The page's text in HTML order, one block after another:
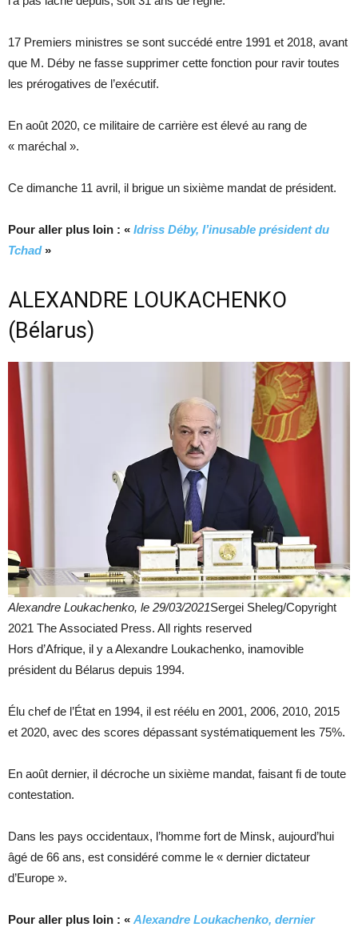
17 Premiers ministres se sont succédé entre 1991 et 2018, avant
que M. Déby ne fasse supprimer cette fonction pour ravir toutes
les prérogatives de l’exécutif.
En août 2020, ce militaire de carrière est élevé au rang de
« maréchal ».
Ce dimanche 11 avril, il brigue un sixième mandat de président.
Pour aller plus loin : « Idriss Déby, l’inusable président du
Tchad»
ALEXANDRE LOUKACHENKO
(Bélarus)
Alexandre Loukachenko, le 29/03/2021Sergei Sheleg/Copyright
2021 The Associated Press. All rights reserved
Hors d’Afrique, il y a Alexandre Loukachenko, inamovible
président du Bélarus depuis 1994.
Élu chef de l’État en 1994, il est réélu en 2001, 2006, 2010, 2015
et 2020, avec des scores dépassant systématiquement les 75%.
En août dernier, il décroche un sixième mandat, faisant fi de toute
contestation.
Dans les pays occidentaux, l’homme fort de Minsk, aujourd’hui
âgé de 66 ans, est considéré comme le « dernier dictateur
d’Europe ».
Pour aller plus loin : « Alexandre Loukachenko, dernier